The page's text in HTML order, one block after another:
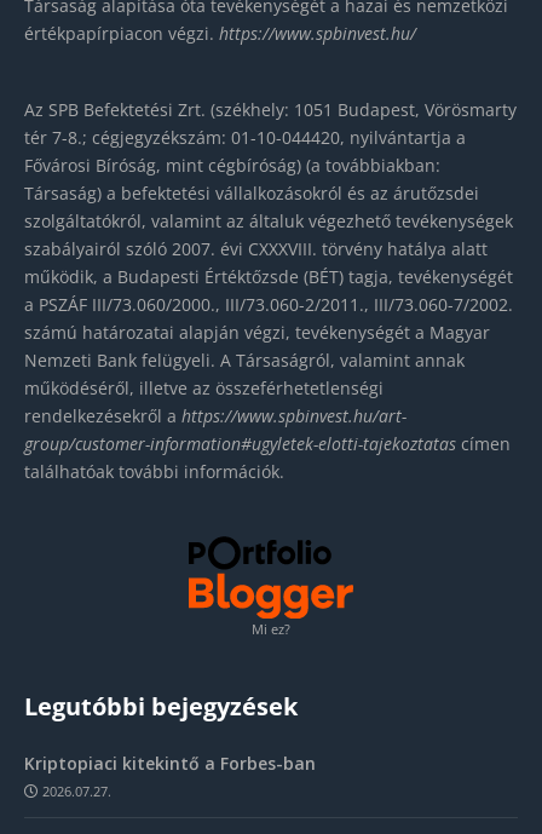
Társaság alapítása óta tevékenységét a hazai és nemzetközi
értékpapírpiacon végzi. https://www.spbinvest.hu/
Az SPB Befektetési Zrt. (székhely: 1051 Budapest, Vörösmarty
tér 7-8.; cégjegyzékszám: 01-10-044420, nyilvántartja a
Fővárosi Bíróság, mint cégbíróság) (a továbbiakban:
Társaság) a befektetési vállalkozásokról és az árutőzsdei
szolgáltatókról, valamint az általuk végezhető tevékenységek
szabályairól szóló 2007. évi CXXXVIII. törvény hatálya alatt
működik, a Budapesti Értéktőzsde (BÉT) tagja, tevékenységét
a PSZÁF III/73.060/2000., III/73.060-2/2011., III/73.060-7/2002.
számú határozatai alapján végzi, tevékenységét a Magyar
Nemzeti Bank felügyeli. A Társaságról, valamint annak
működéséről, illetve az összeférhetetlenségi
rendelkezésekről a https://www.spbinvest.hu/art-
group/customer-information#ugyletek-elotti-tajekoztatas címen
találhatóak további információk.
Mi ez?
Legutóbbi bejegyzések
Kriptopiaci kitekintő a Forbes-ban
2026.07.27.